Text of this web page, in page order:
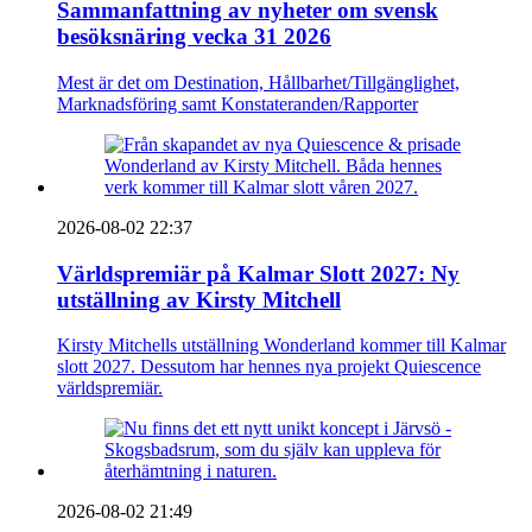
Sammanfattning av nyheter om svensk
besöksnäring vecka 31 2026
Mest är det om Destination, Hållbarhet/Tillgänglighet,
Marknadsföring samt Konstateranden/Rapporter
2026-08-02 22:37
Världspremiär på Kalmar Slott 2027: Ny
utställning av Kirsty Mitchell
Kirsty Mitchells utställning Wonderland kommer till Kalmar
slott 2027. Dessutom har hennes nya projekt Quiescence
världspremiär.
2026-08-02 21:49